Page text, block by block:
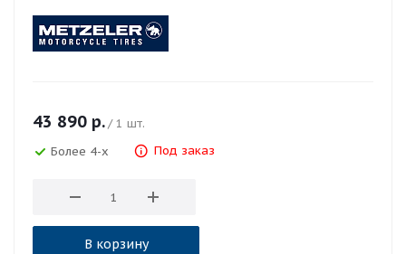
43 890 р./ 1 шт.
Более 4-х
Под заказ
В корзину